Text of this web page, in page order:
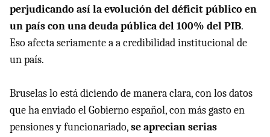
perjudicando así la evolución del déficit público en
un país con una deuda pública del 100% del PIB.
Eso afecta seriamente a a credibilidad institucional de
un país.
Bruselas lo está diciendo de manera clara, con los datos
que ha enviado el Gobierno español, con más gasto en
pensiones y funcionariado,se aprecian serias